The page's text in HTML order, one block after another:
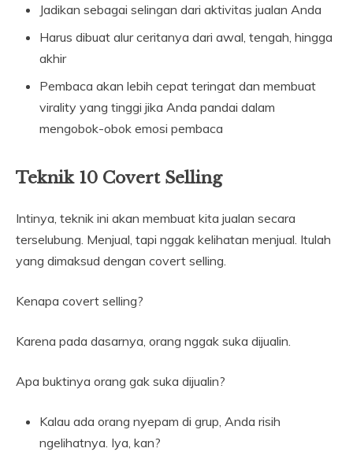
Jadikan sebagai selingan dari aktivitas jualan Anda
Harus dibuat alur ceritanya dari awal, tengah, hingga
akhir
Pembaca akan lebih cepat teringat dan membuat
virality yang tinggi jika Anda pandai dalam
mengobok-obok emosi pembaca
Teknik 10 Covert Selling
Intinya, teknik ini akan membuat kita jualan secara
terselubung. Menjual, tapi nggak kelihatan menjual. Itulah
yang dimaksud dengan covert selling.
Kenapa covert selling?
Karena pada dasarnya, orang nggak suka dijualin.
Apa buktinya orang gak suka dijualin?
Kalau ada orang nyepam di grup, Anda risih
ngelihatnya. Iya, kan?